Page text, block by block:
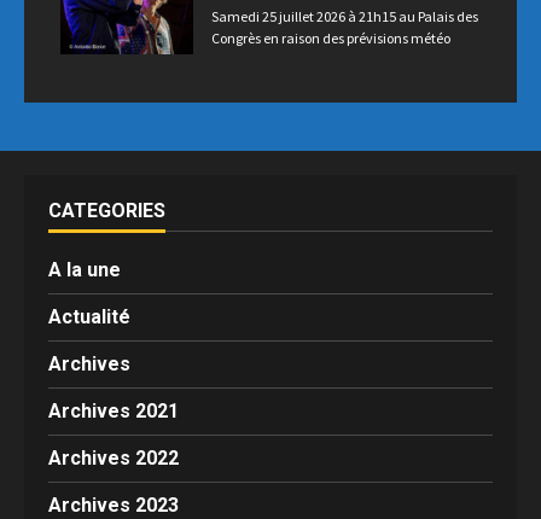
Samedi 25 juillet 2026 à 21h15 au Palais des
Congrès en raison des prévisions météo
CATEGORIES
A la une
Actualité
Archives
Archives 2021
Archives 2022
Archives 2023